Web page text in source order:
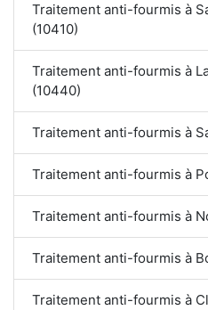
Traitement anti-fourmis à
(10410)
Traitement anti-fourmis à
(10440)
Traitement anti-fourmis à
Traitement anti-fourmis à
Traitement anti-fourmis à
Traitement anti-fourmis à
Traitement anti-fourmis à